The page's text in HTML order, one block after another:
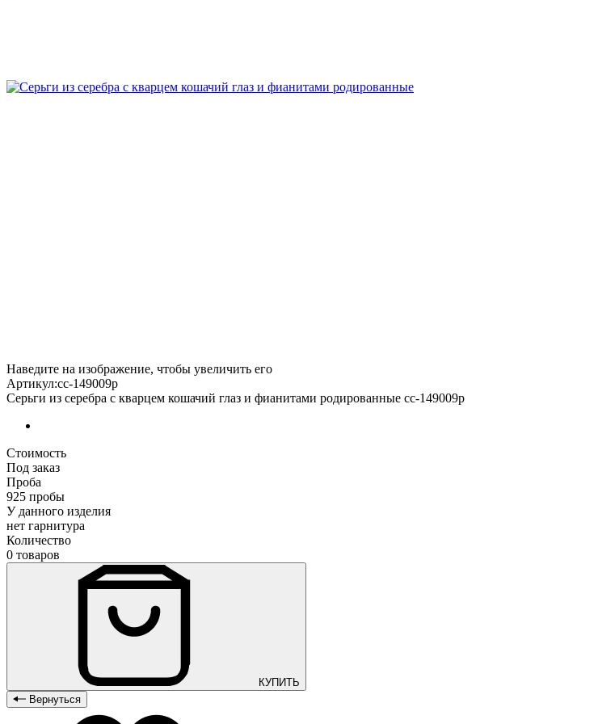
Наведите на изображение, чтобы увеличить его
Артикул:сс-149009р
Серьги из серебра с кварцем кошачий глаз и фианитами родированные сс-149009р
Стоимость
Под заказ
Проба
925 пробы
У данного изделия
нет гарнитура
Количество
0 товаров
КУПИТЬ
Вернуться